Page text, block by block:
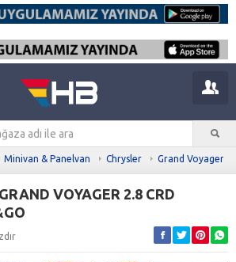
Minivan & Panelvan Chrysler Grand Voyager
VOYAGER 2.8 CRD